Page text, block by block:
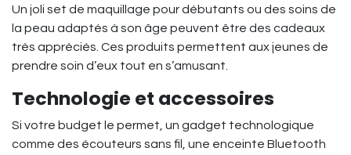
Un joli set de maquillage pour débutants ou des soins de
la peau adaptés à son âge peuvent être des cadeaux
très appréciés. Ces produits permettent aux jeunes de
prendre soin d’eux tout en s’amusant.
Technologie et accessoires
Si votre budget le permet, un gadget technologique
comme des écouteurs sans fil, une enceinte Bluetooth